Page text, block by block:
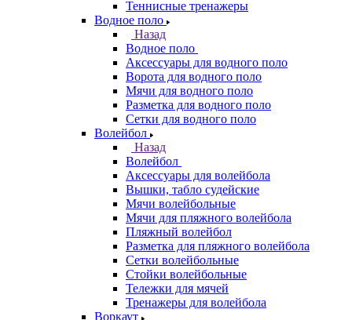
Теннисные тренажеры
Водное поло
Назад
Водное поло
Аксессуары для водного поло
Ворота для водного поло
Мячи для водного поло
Разметка для водного поло
Сетки для водного поло
Волейбол
Назад
Волейбол
Аксессуары для волейбола
Вышки, табло судейские
Мячи волейбольные
Мячи для пляжного волейбола
Пляжный волейбол
Разметка для пляжного волейбола
Сетки волейбольные
Стойки волейбольные
Тележки для мячей
Тренажеры для волейбола
Воркаут